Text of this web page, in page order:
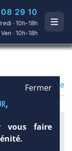
29 10
· 10h-18h
· 10h-18h
Charme/Prestige
:
:
Fermer
vous faire